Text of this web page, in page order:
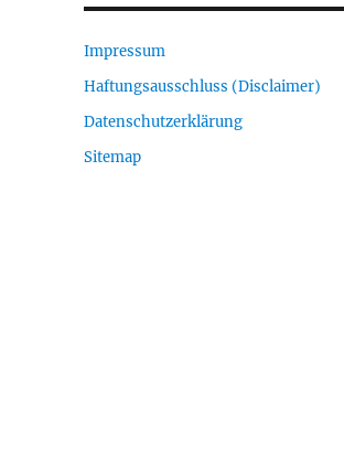
Impressum
Haftungsausschluss (Disclaimer)
Datenschutzerklärung
Sitemap